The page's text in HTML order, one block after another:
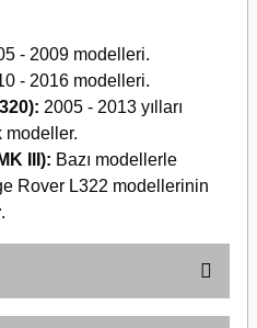
- 2009 modelleri.
- 2016 modelleri.
2005 - 2013 yılları
modeller.
III): Bazı modellerle
Rover L322 modellerinin
.